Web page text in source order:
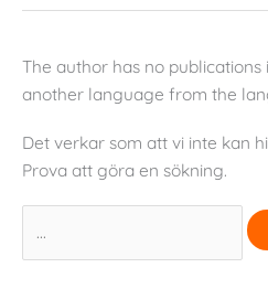
The author has no publications
another language from the
Det verkar som att vi inte kan
Prova att göra en sökning.
efter: